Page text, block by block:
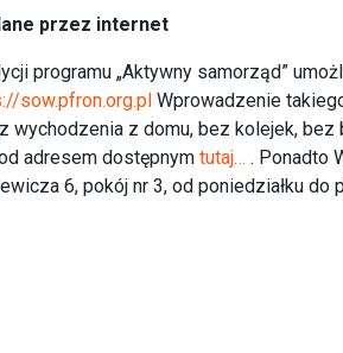
przez internet
programu „Aktywny samorząd”
sow.pfron.org.pl Wprowadzenie
wychodzenia z domu, bez kolejek,
adresem dostępnym tutaj… . Ponadto
6, pokój nr 3, od poniedziałku